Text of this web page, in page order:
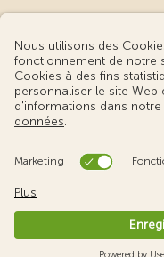
Conditions